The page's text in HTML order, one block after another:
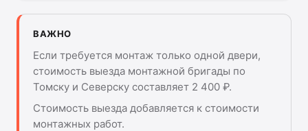
ВАЖНО
Если требуется монтаж только одной двери,
стоимость выезда монтажной бригады по
Томску и Северску составляет 2 400 ₽.
Стоимость выезда добавляется к стоимости
монтажных работ.